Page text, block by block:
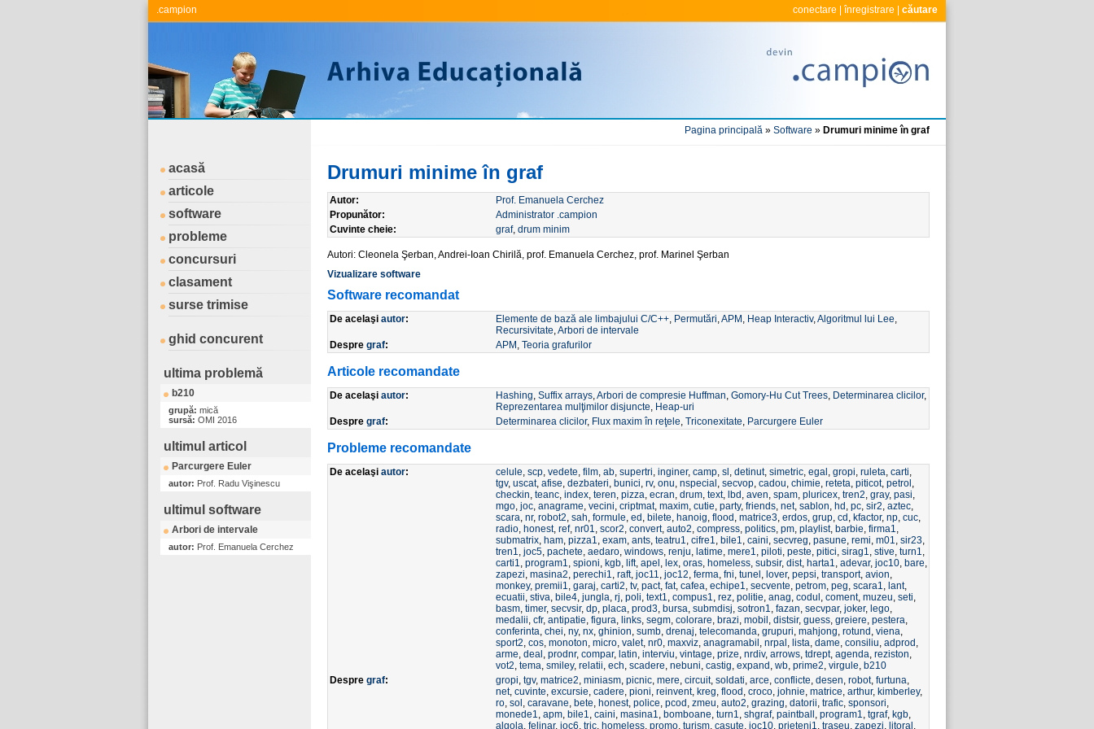
.campion conectare înregistrare căutare
Pagina principală » Software » Drumuri minime în graf
acasă
articole
software
probleme
concursuri
clasament
surse trimise
ghid concurent
ultima problemă
b210
grupă: mică
sursă: OMI 2016
ultimul articol
Parcurgere Euler
autor: Prof. Radu Vişinescu
ultimul software
Arbori de intervale
autor: Prof. Emanuela Cerchez
Drumuri minime în graf
Autor:
Prof. Emanuela Cerchez
Propunător:
Administrator .campion
Cuvinte cheie:
graf, drum minim
Autori: Cleonela Şerban, Andrei-Ioan Chirilă, prof. Emanuela Cerchez, prof. Marinel Şerban
Vizualizare software
Software recomandat
De acelaşi autor: Elemente de bază ale limbajului C/C++, Permutări,APM , Heap Interactiv,Algoritmul lui Lee,
Recursivitate,Arbori de intervale
Despre graf: APM , Teoria grafurilor
Articole recomandate
De acelaşi autor: Hashing, Suffix arrays,Arbori de compresie Huffman, Gomory-Hu Cut Trees, Determinarea clicilor,
Reprezentarea mulţimilor disjuncte, Heap-uri
Despre graf: Determinarea clicilor, Flux maxim în reţele, Triconexitate, Parcurgere Euler
Probleme recomandate
De acelaşi autor: celule, scp, vedete, film, ab, supertri, inginer, camp, sl , detinut, simetric, egal , gropi, ruleta, carti,
tgv, uscat, afise, dezbateri, bunici, rv, onu, nspecial , secvop, cadou, chimie, reteta, piticot, petrol ,
checkin, teanc, index, teren, pizza, ecran, drum, text, lbd , aven, spam, pluricex, tren2, gray, pasi,
mgo, joc, anagrame, vecini, criptmat, maxim, cutie, party, friends, net, sablon, hd , pc, sir2, aztec,
scara, nr, robot2, sah, formule, ed , bilete, hanoig, flood , matrice3, erdos, grup, cd , kfactor, np, cuc,
radio, honest, ref, nr01, scor2, convert, auto2, compress, politics, pm, playlist, barbie, firma1,
submatrix, ham, pizza1, exam, ants, teatru1, cifre1, bile1, caini, secvreg, pasune, remi, m01, sir23,
tren1, joc5, pachete, aedaro, windows, renju, latime, mere1, piloti, peste, pitici, sirag1, stive, turn1,
carti1, program1, spioni, kgb, lift, apel , lex, oras, homeless, subsir, dist, harta1, adevar, joc10, bare,
zapezi, masina2, perechi1, raft, joc11, joc12, ferma, fni, tunel , lover, pepsi, transport, avion,
monkey, premii1, garaj, carti2, tv, pact, fat, cafea, echipe1, secvente, petrom, peg, scara1, lant,
ecuatii, stiva, bile4, jungla, rj, poli, text1, compus1, rez, politie, anag, codul , coment, muzeu, seti,
basm, timer, secvsir, dp, placa, prod3, bursa, submdisj, sotron1, fazan, secvpar, joker, lego,
medalii, cfr, antipatie, figura, links, segm, colorare, brazi, mobil , distsir, guess, greiere, pestera,
conferinta, chei, ny, nx, ghinion, sumb, drenaj, telecomanda, grupuri, mahjong, rotund , viena,
sport2, cos, monoton, micro, valet, nr0, maxviz, anagramabil , nrpal , lista, dame, consiliu, adprod ,
arme, deal , prodnr, compar, latin, interviu, vintage, prize, nrdiv, arrows, tdrept, agenda, reziston,
vot2, tema, smiley, relatii, ech, scadere, nebuni, castig, expand , wb, prime2, virgule, b210
Despre graf: gropi, tgv, matrice2, miniasm, picnic, mere, circuit, soldati, arce, conflicte, desen, robot, furtuna,
net, cuvinte, excursie, cadere, pioni, reinvent, kreg, flood , croco, johnie, matrice, arthur, kimberley,
ro, sol , caravane, bete, honest, police, pcod , zmeu, auto2, grazing, datorii, trafic, sponsori,
monede1, apm, bile1, caini, masina1, bomboane, turn1, shgraf, paintball , program1, tgraf, kgb,
algola, felinar, joc6, tric, homeless, promo, turism, casute, joc10, prieteni1, traseu, zapezi, litoral ,